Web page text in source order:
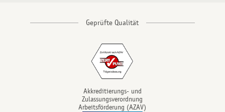
Akkreditierungs- und
Zulassungsverordnung
Arbeitsförderung (AZAV)